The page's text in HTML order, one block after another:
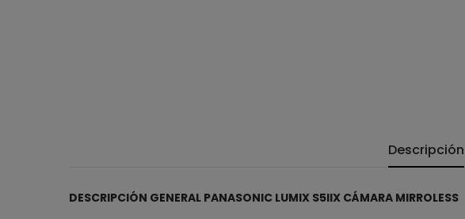
Descripción
DESCRIPCIÓN GENERAL PANASONIC LUMIX S5IIX CÁMARA MIRROLESS